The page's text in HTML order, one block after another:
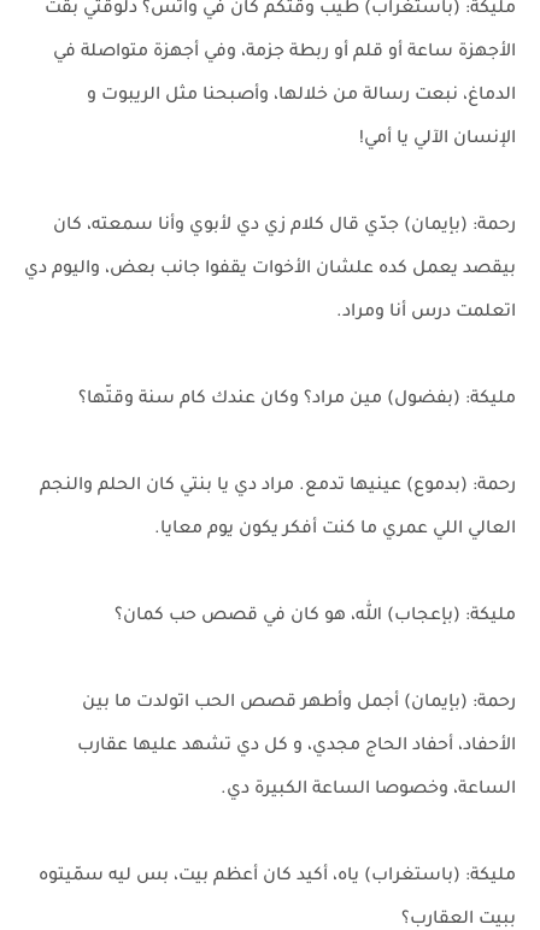
مليكة: (باستغراب) طيب وقتكم كان في واتس؟ دلوقتي بقت
الأجهزة ساعة أو قلم أو ربطة جزمة، وفي أجهزة متواصلة في
الدماغ، نبعت رسالة من خلالها، وأصبحنا مثل الريبوت و
الإنسان الآلي يا أمي!
رحمة: (بإيمان) جدّي قال كلام زي دي لأبوي وأنا سمعته، كان
بيقصد يعمل كده علشان الأخوات يقفوا جانب بعض، واليوم دي
اتعلمت درس أنا ومراد.
مليكة: (بفضول) مين مراد؟ وكان عندك كام سنة وقتّها؟
رحمة: (بدموع) عينيها تدمع. مراد دي يا بنتي كان الحلم والنجم
العالي اللي عمري ما كنت أفكر يكون يوم معايا.
مليكة: (بإعجاب) الله، هو كان في قصص حب كمان؟
رحمة: (بإيمان) أجمل وأطهر قصص الحب اتولدت ما بين
الأحفاد، أحفاد الحاج مجدي، و كل دي تشهد عليها عقارب
الساعة، وخصوصا الساعة الكبيرة دي.
مليكة: (باستغراب) ياه، أكيد كان أعظم بيت، بس ليه سمّيتوه
ببيت العقارب؟